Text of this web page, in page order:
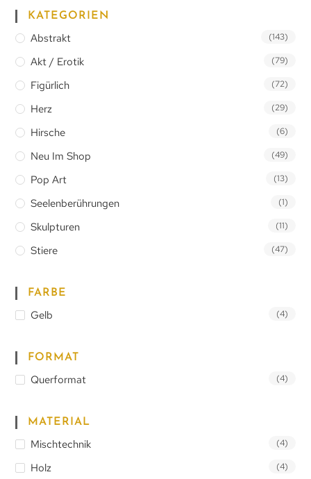
KATEGORIEN
Abstrakt (143)
Akt / Erotik (79)
Figürlich (72)
Herz (29)
Hirsche (6)
Neu Im Shop (49)
Pop Art (13)
Seelenberührungen (1)
Skulpturen (11)
Stiere (47)
FARBE
Gelb (4)
FORMAT
Querformat (4)
MATERIAL
Mischtechnik (4)
Holz (4)